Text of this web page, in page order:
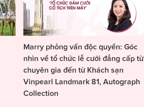
Marry phỏng vấn độc quyền: Góc
nhìn về tổ chức lễ cưới đẳng cấp từ
chuyên gia đến từ Khách sạn
Vinpearl Landmark 81, Autograph
Collection